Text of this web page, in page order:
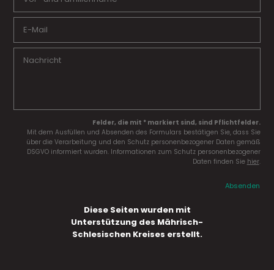
Felder, die mit * markiert sind, sind Pflichtfelder.
Mit dem Ausfüllen und Absenden des Formulars bestätigen Sie, dass Sie
über die Verarbeitung und den Schutz personenbezogener Daten gemäß
DSGVO informiert wurden. Informationen zum Schutz personenbezogener
Daten finden Sie hier.
Absenden
Diese Seiten wurden mit
Unterstützung des Mährisch-
Schlesischen Kreises erstellt.